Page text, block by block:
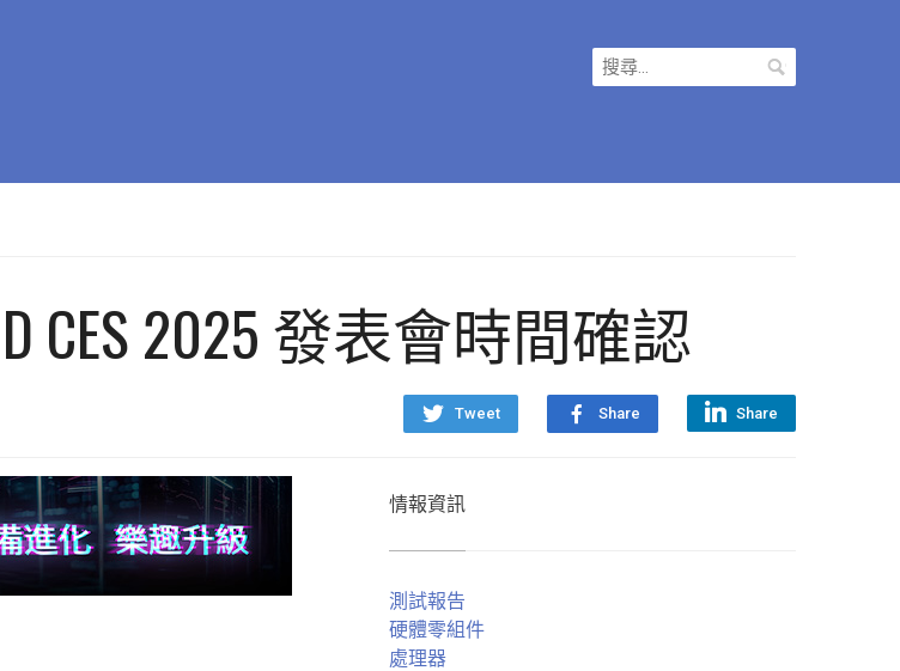
搜
尋
CES 2025 發表會時間確認
Tweet Share Share
情報資訊
測試報告
硬體零組件
處理器